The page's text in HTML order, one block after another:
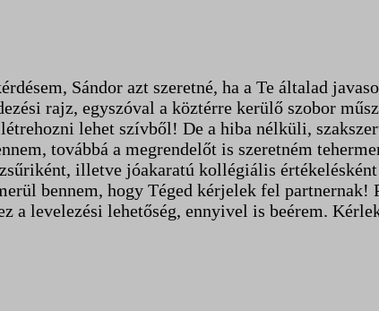
Sándor azt szeretné, ha a Te általad
rajz, egyszóval a köztérre kerülő szobor
lehet szívből! De a hiba nélküli,
továbbá a megrendelőt is szeretném
illetve jóakaratú kollégiális
bennem, hogy Téged kérjelek fel
a levelezési lehetőség, ennyivel is beérem.